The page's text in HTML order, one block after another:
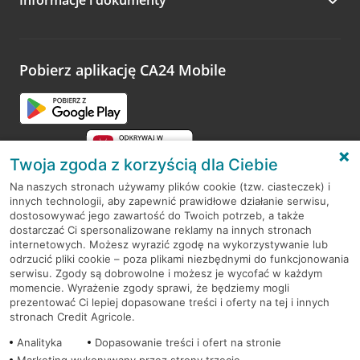
Zachęcamy do podzielenia się z nami opinią o wizycie.
opinie.
Pobierz aplikację CA24 Mobile
RODO
Regulamin serwisu
Mapa serwisu
PolitykaCookies
Twoja zgoda z korzyścią dla Ciebie
Na naszych stronach używamy plików cookie (tzw. ciasteczek) i
innych technologii, aby zapewnić prawidłowe działanie serwisu,
dostosowywać jego zawartość do Twoich potrzeb, a także
dostarczać Ci spersonalizowane reklamy na innych stronach
internetowych. Możesz wyrazić zgodę na wykorzystywanie lub
odrzucić pliki cookie – poza plikami niezbędnymi do funkcjonowania
serwisu. Zgody są dobrowolne i możesz je wycofać w każdym
momencie. Wyrażenie zgody sprawi, że będziemy mogli
prezentować Ci lepiej dopasowane treści i oferty na tej i innych
stronach Credit Agricole.
Analityka
Dopasowanie treści i ofert na stronie